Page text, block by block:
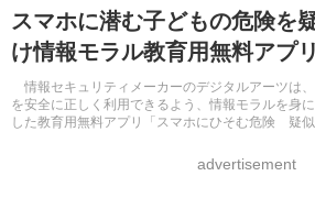
8月開催イベント・WS 全国公立高校 過去問 人
自由研究教材（小学生向け） 自由研究教材（中学生
スマホに潜む子どもの危険を
け情報モラル教育用無料アプリ
情報セキュリティメーカーのデジタルアーツは
を安全に正しく利用できるよう、情報モラルを身
した教育用無料アプリ「スマホにひそむ危険 疑
advertisement